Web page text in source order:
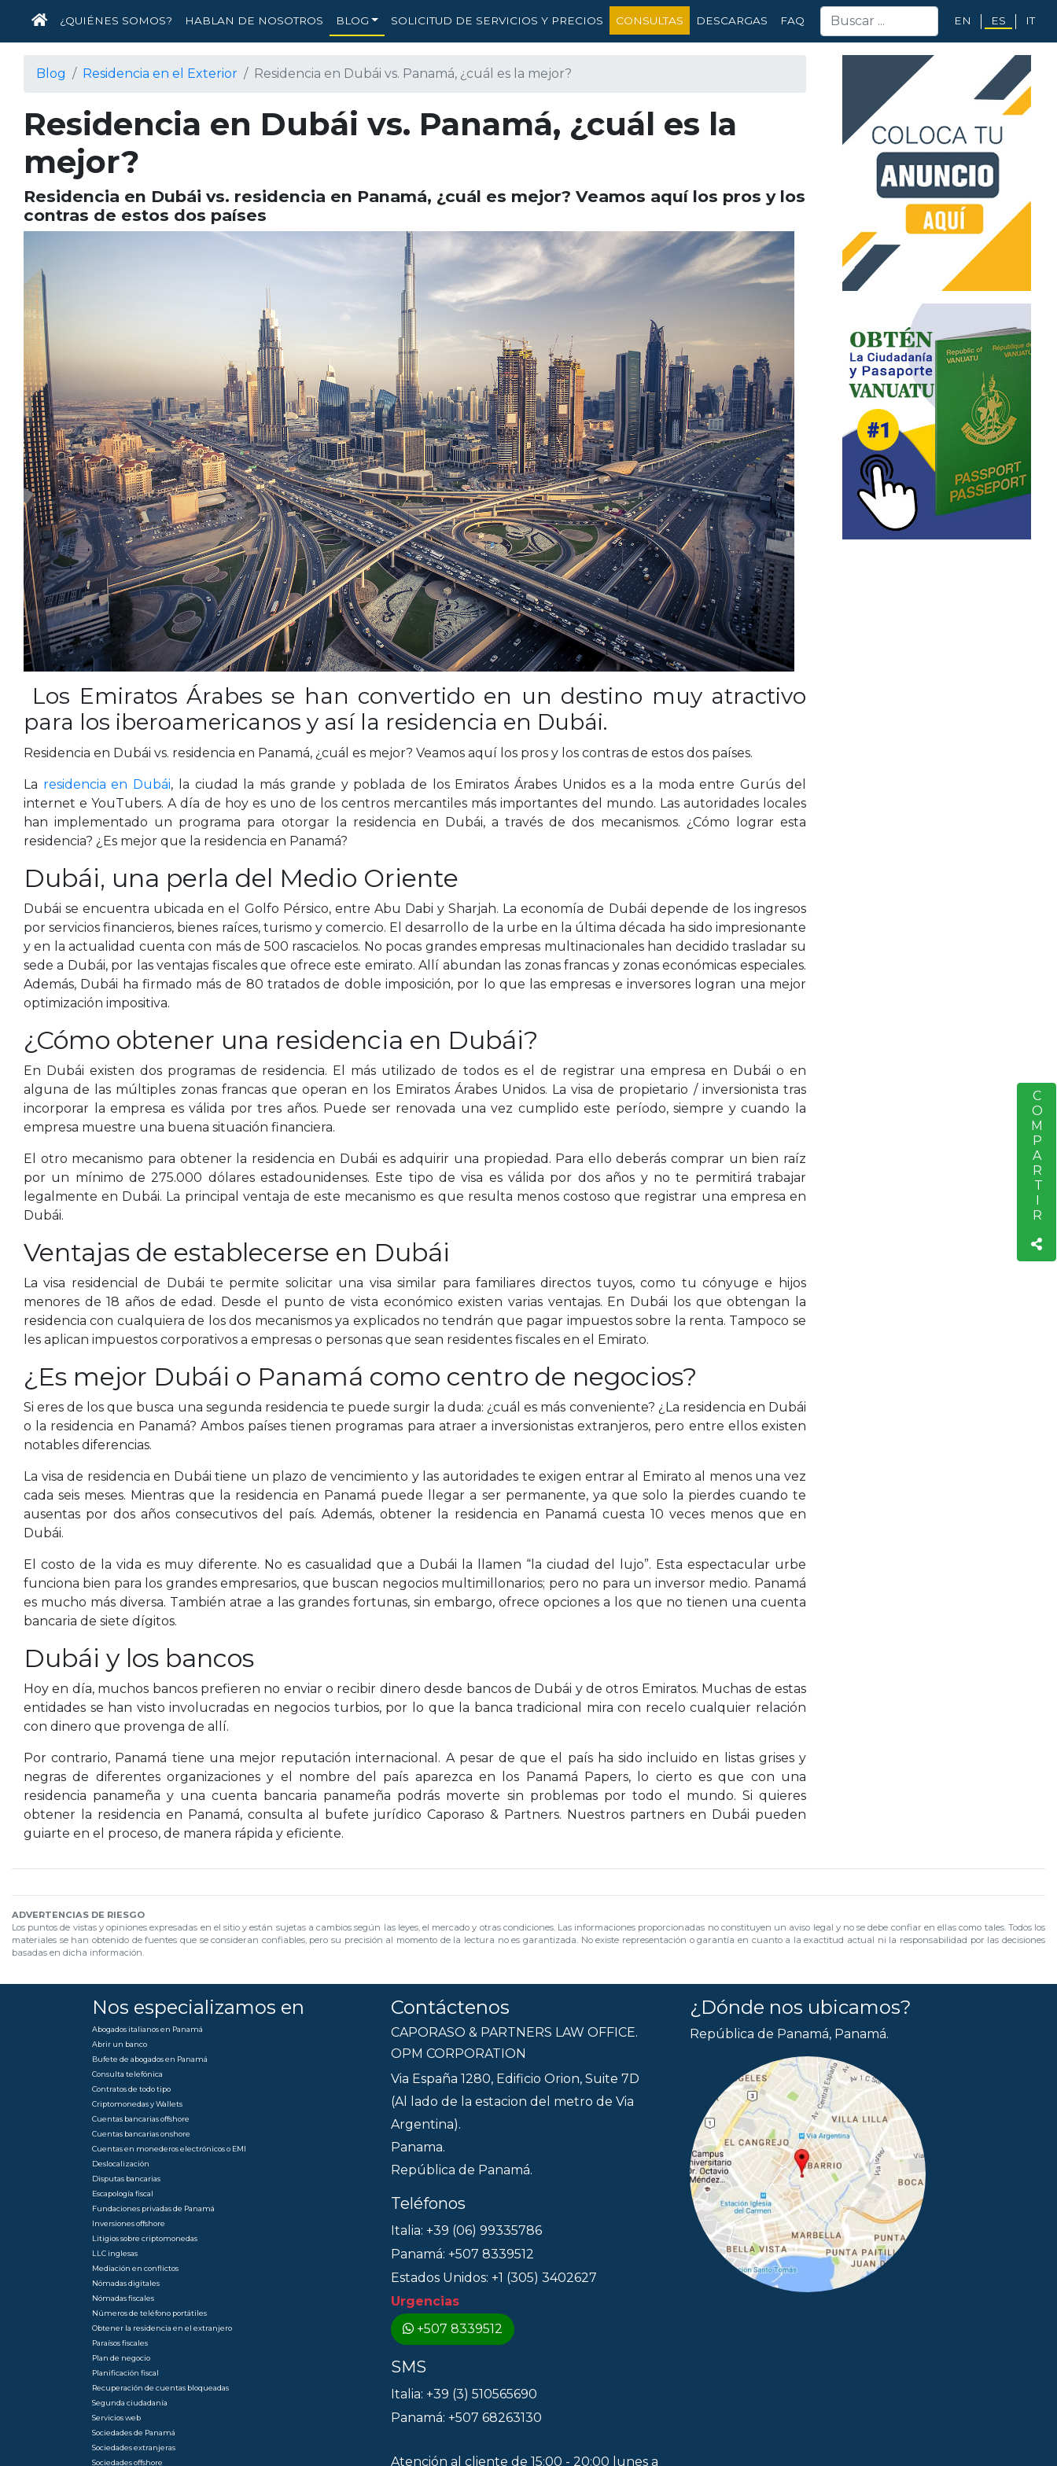
INICIO
¿QUIÉNES SOMOS? HABLAN DE NOSOTROS BLOG SOLICITUD DE SERVICIOS Y PRECIOS CONSULTAS DESCARGAS FAQ EN ES IT
Blog Residencia en el Exterior Residencia en Dubái vs. Panamá, ¿cuál es la mejor?
Residencia en Dubái vs. Panamá, ¿cuál es la
mejor?
Residencia en Dubái vs. residencia en Panamá, ¿cuál es mejor? Veamos aquí los pros y los
contras de estos dos países
Los Emiratos Árabes se han convertido en un destino muy atractivo
para los iberoamericanos y así la residencia en Dubái.
Residencia en Dubái vs. residencia en Panamá, ¿cuál es mejor? Veamos aquí los pros y los contras de estos dos países.
La residencia en Dubái, la ciudad la más grande y poblada de los Emiratos Árabes Unidos es a la moda entre Gurús del
internet e YouTubers. A día de hoy es uno de los centros mercantiles más importantes del mundo. Las autoridades locales
han implementado un programa para otorgar la residencia en Dubái, a través de dos mecanismos. ¿Cómo lograr esta
residencia? ¿Es mejor que la residencia en Panamá?
Dubái, una perla del Medio Oriente
Dubái se encuentra ubicada en el Golfo Pérsico, entre Abu Dabi y Sharjah. La economía de Dubái depende de los ingresos
por servicios financieros, bienes raíces, turismo y comercio. El desarrollo de la urbe en la última década ha sido impresionante
y en la actualidad cuenta con más de 500 rascacielos. No pocas grandes empresas multinacionales han decidido trasladar su
sede a Dubái, por las ventajas fiscales que ofrece este emirato. Allí abundan las zonas francas y zonas económicas especiales.
Además, Dubái ha firmado más de 80 tratados de doble imposición, por lo que las empresas e inversores logran una mejor
optimización impositiva.
¿Cómo obtener una residencia en Dubái?
En Dubái existen dos programas de residencia. El más utilizado de todos es el de registrar una empresa en Dubái o en
alguna de las múltiples zonas francas que operan en los Emiratos Árabes Unidos. La visa de propietario / inversionista tras
incorporar la empresa es válida por tres años. Puede ser renovada una vez cumplido este período, siempre y cuando la
empresa muestre una buena situación financiera.
El otro mecanismo para obtener la residencia en Dubái es adquirir una propiedad. Para ello deberás comprar un bien raíz
por un mínimo de 275.000 dólares estadounidenses. Este tipo de visa es válida por dos años y no te permitirá trabajar
legalmente en Dubái. La principal ventaja de este mecanismo es que resulta menos costoso que registrar una empresa en
Dubái.
Ventajas de establecerse en Dubái
La visa residencial de Dubái te permite solicitar una visa similar para familiares directos tuyos, como tu cónyuge e hijos
menores de 18 años de edad. Desde el punto de vista económico existen varias ventajas. En Dubái los que obtengan la
residencia con cualquiera de los dos mecanismos ya explicados no tendrán que pagar impuestos sobre la renta. Tampoco se
les aplican impuestos corporativos a empresas o personas que sean residentes fiscales en el Emirato.
¿Es mejor Dubái o Panamá como centro de negocios?
Si eres de los que busca una segunda residencia te puede surgir la duda: ¿cuál es más conveniente? ¿La residencia en Dubái
o la residencia en Panamá? Ambos países tienen programas para atraer a inversionistas extranjeros, pero entre ellos existen
notables diferencias.
La visa de residencia en Dubái tiene un plazo de vencimiento y las autoridades te exigen entrar al Emirato al menos una vez
cada seis meses. Mientras que la residencia en Panamá puede llegar a ser permanente, ya que solo la pierdes cuando te
ausentas por dos años consecutivos del país. Además, obtener la residencia en Panamá cuesta 10 veces menos que en
Dubái.
El costo de la vida es muy diferente. No es casualidad que a Dubái la llamen “la ciudad del lujo”. Esta espectacular urbe
funciona bien para los grandes empresarios, que buscan negocios multimillonarios; pero no para un inversor medio. Panamá
es mucho más diversa. También atrae a las grandes fortunas, sin embargo, ofrece opciones a los que no tienen una cuenta
bancaria de siete dígitos.
Dubái y los bancos
Hoy en día, muchos bancos prefieren no enviar o recibir dinero desde bancos de Dubái y de otros Emiratos. Muchas de estas
entidades se han visto involucradas en negocios turbios, por lo que la banca tradicional mira con recelo cualquier relación
con dinero que provenga de allí.
Por contrario, Panamá tiene una mejor reputación internacional. A pesar de que el país ha sido incluido en listas grises y
negras de diferentes organizaciones y el nombre del país aparezca en los Panamá Papers, lo cierto es que con una
residencia panameña y una cuenta bancaria panameña podrás moverte sin problemas por todo el mundo. Si quieres
obtener la residencia en Panamá, consulta al bufete jurídico Caporaso & Partners. Nuestros partners en Dubái pueden
guiarte en el proceso, de manera rápida y eficiente.
ADVERTENCIAS DE RIESGO
Los puntos de vistas y opiniones expresadas en el sitio y están sujetas a cambios según las leyes, el mercado y otras condiciones. Las informaciones proporcionadas no constituyen un aviso legal y no se debe confiar en ellas como tales. Todos los
materiales se han obtenido de fuentes que se consideran confiables, pero su precisión al momento de la lectura no es garantizada. No existe representación o garantía en cuanto a la exactitud actual ni la responsabilidad por las decisiones
basadas en dicha información.
COMPARTIR
Nos especializamos en
Abogados italianos en Panamá
Abrir un banco
Bufete de abogados en Panamá
Consulta telefónica
Contratos de todo tipo
Criptomonedas y Wallets
Cuentas bancarias offshore
Cuentas bancarias onshore
Cuentas en monederos electrónicos o EMI
Deslocalización
Disputas bancarias
Escapología fiscal
Fundaciones privadas de Panamá
Inversiones offshore
Litigios sobre criptomonedas
LLC inglesas
Mediación en conflictos
Nómadas digitales
Nómadas fiscales
Números de teléfono portátiles
Obtener la residencia en el extranjero
Paraísos fiscales
Plan de negocio
Planificación fiscal
Recuperación de cuentas bloqueadas
Segunda ciudadanía
Servicios web
Sociedades de Panamá
Sociedades extranjeras
Sociedades offshore
Contáctenos
CAPORASO & PARTNERS LAW OFFICE.
OPM CORPORATION
Via España 1280, Edificio Orion, Suite 7D
(Al lado de la estacion del metro de Via
Argentina).
Panama.
República de Panamá.
Teléfonos
Italia: +39 (06) 99335786
Panamá: +507 8339512
Estados Unidos: +1 (305) 3402627
Urgencias
+507 8339512
SMS
Italia: +39 (3) 510565690
Panamá: +507 68263130
Atención al cliente de 15:00 - 20:00 lunes a
¿Dónde nos ubicamos?
República de Panamá, Panamá.